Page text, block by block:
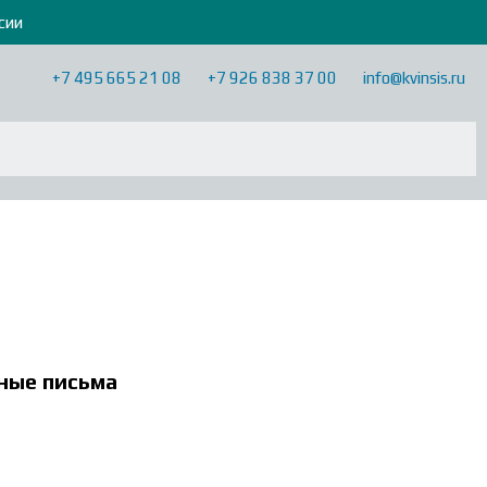
+7 495 665 21 08 +7 926 838 37 00 info@kvinsis.ru
письма